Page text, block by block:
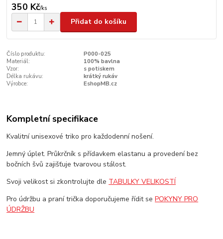
350 Kč/ks
Přidat do košíku
Číslo produktu:
P000-025
Materiál:
100% bavlna
Vzor:
s potiskem
Délka rukávu:
krátký rukáv
Výrobce:
EshopMB.cz
Kompletní specifikace
Kvalitní unisexové triko pro každodenní nošení.
Jemný úplet. Průkrčník s přídavkem elastanu a provedení bez
bočních švů zajišťuje tvarovou stálost.
Svoji velikost si zkontrolujte dle TABULKY VELIKOSTÍ
Pro údržbu a praní trička doporučujeme řídit sePOKYNY PRO
ÚDRŽBU